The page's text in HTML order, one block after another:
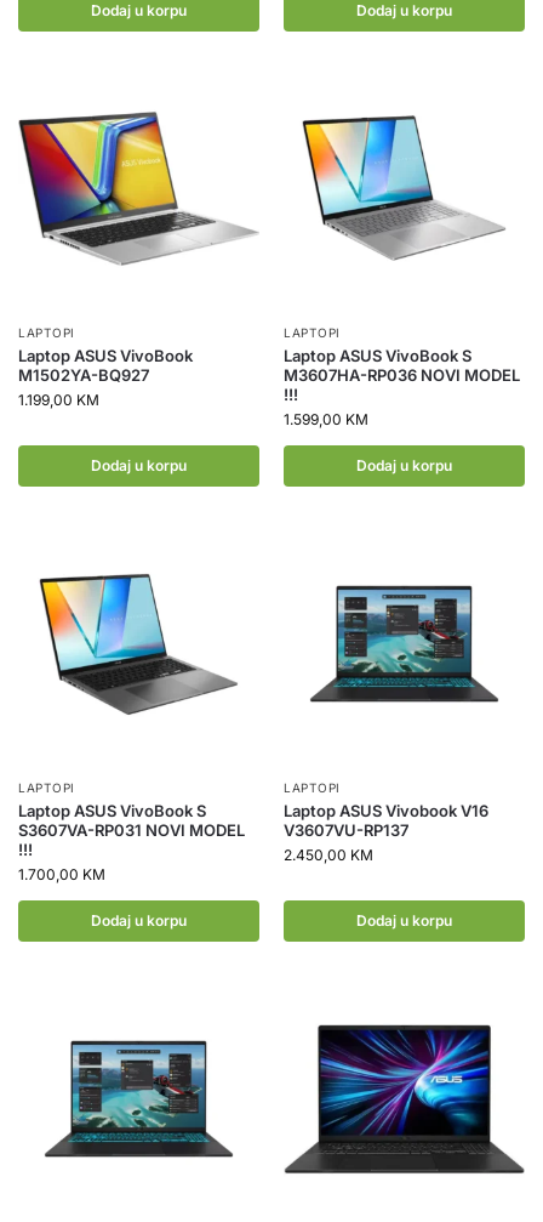
Dodaj u korpu Dodaj u korpu
LAPTOPI
Laptop ASUS VivoBook
M1502YA-BQ927
1.199,00 KM
Dodaj u korpu
LAPTOPI
Laptop ASUS VivoBook S
M3607HA-RP036 NOVI MODEL
!!!
1.599,00 KM
Dodaj u korpu
LAPTOPI
Laptop ASUS VivoBook S
S3607VA-RP031 NOVI MODEL
!!!
1.700,00 KM
Dodaj u korpu
LAPTOPI
Laptop ASUS Vivobook V16
V3607VU-RP137
2.450,00 KM
Dodaj u korpu